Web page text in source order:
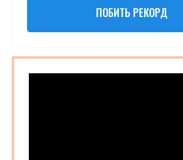
ПОБИТЬ РЕКОРД